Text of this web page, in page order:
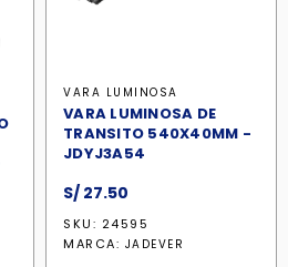
VARA LUMINOSA
VARA LUMINOSA DE
TRANSITO 540X40MM -
JDYJ3A54
S/ 27.50
SKU: 24595
MARCA: JADEVER